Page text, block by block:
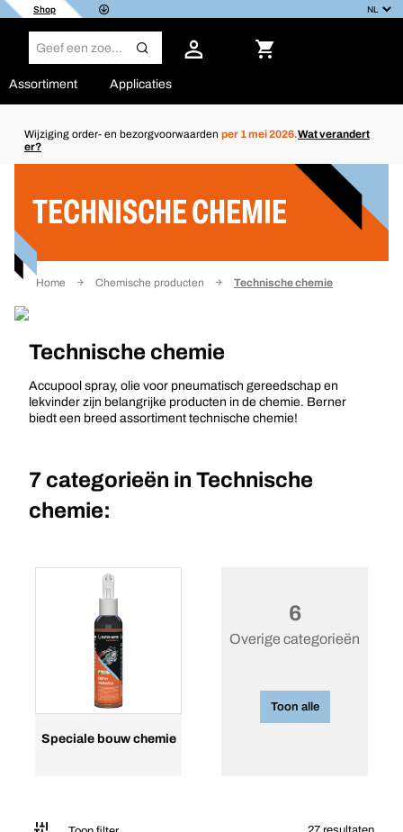
Shop
Assortiment Applicaties
Wijziging order- en bezorgvoorwaarden per 1 mei 2026.Wat verandert
er?
TECHNISCHE CHEMIE
Home Chemische producten Technische chemie
Technische chemie
Accupool spray, olie voor pneumatisch gereedschap en
lekvinder zijn belangrijke producten in de chemie. Berner
biedt een breed assortiment technische chemie!
7 categorieën in Technische
chemie:
Speciale bouw chemie
6
Overige categorieën
Toon alle